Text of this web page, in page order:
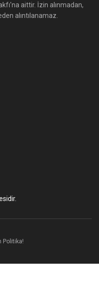
aittir. İzin alınmadan,
alıntılanamaz.
Politika!